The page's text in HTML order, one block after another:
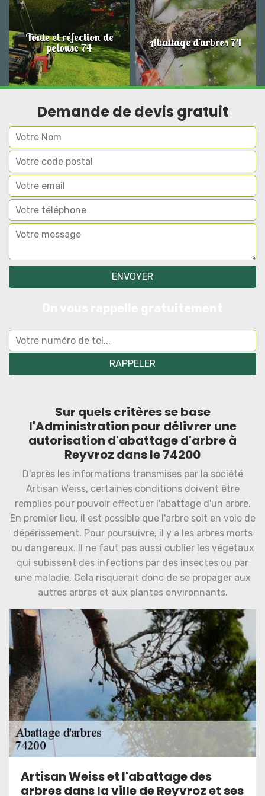
Tonte et réfection de
pelouse 74 Abattage d'arbres 74
Demande de devis gratuit
Sur quels critères se base
l'Administration pour délivrer une
autorisation d'abattage d'arbre à
Reyvroz dans le 74200
D'après les informations transmises par la société
Artisan Weiss, certaines conditions doivent être
remplies pour pouvoir effectuer l'abattage d'un arbre.
En premier lieu, il est possible que l'arbre soit en voie de
dépérissement. Pour poursuivre, il y a les arbres morts
ou dangereux. Il ne faut pas aussi oublier les végétaux
qui subissent des infections par des insectes ou par
une maladie. Cela risquerait donc de se propager aux
autres arbres et aux plantes environnants.
Artisan Weiss et l'abattage des
arbres dans la ville de Reyvroz et ses